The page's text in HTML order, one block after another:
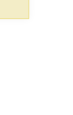
ArcGIS Pro 是 Esri
在这门导师授课式
在巴西 2024 年遭